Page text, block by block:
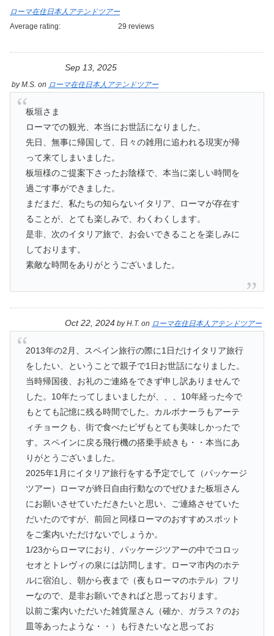
ローマ在住日本人アテンドツアー
Average rating:
29 reviews
Sep 13, 2025
byM.S. on ローマ在住日本人アテンドツアー
板垣さま
ローマでの観光、本当にお世話になりました。
先日、無事に帰国して、日々の雑用に追われる現実が帰
って来てしまいました。
板垣様のご提案下さったお陰様で、本当に楽しい時間を
過ごす事ができました。
まだまだ、私たちの知らないイタリア、ローマが存在す
ることが、とても楽しみで、わくわくします。
是非、次のイタリア旅で、お会いできることを楽しみに
しております。
素敵な時間をありがとうございました。
Oct 22, 2024 byH.T. on ローマ在住日本人アテンドツアー
2013年の2月、スペイン旅行の際に1日だけイタリア旅行
をしたい、ということで親子で1日お世話になりました。
当時帰国後、お礼のご連絡をできず申し訳ありませんで
した。10年たってしまいましたが、、、10年経った今で
もとても記憶に残る時間でした。カルボナーラもアーテ
ィチョークも、街で食べたピザもとても美味しかったで
す。スペインに戻る飛行機の搭乗手続きも・・本当にあ
りがとうございました。
2025年1月にイタリア旅行をする予定でして（パッケージ
ツアー）ローマが終日自由行動なのでぜひまた板垣さん
にお願いさせていただきたいと思い、ご連絡させていた
だいたのですが、前回と同様ローマのおすすめスポット
をご案内いただけないでしょうか。
1/23からローマにおり、パッケージツアーの中でコロッ
セオとトレヴィの泉には訪問します。ローマ市内のホテ
ルに宿泊し、朝から夜まで（夜もローマのホテル）フリ
ーなので、是非お願いできればと思っております。
以前ご案内いただいた雑貨屋さん（確か、ガラス？のお
皿等あったような・・）も行きたいなと思ってお